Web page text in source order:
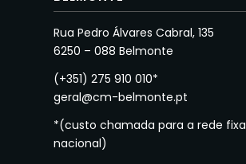
Rua Pedro Álvares Cabral, 135
6250 – 088 Belmonte
(+351) 275 910 010*
geral@cm-belmonte.pt
*(custo chamada para a rede fixa
nacional)